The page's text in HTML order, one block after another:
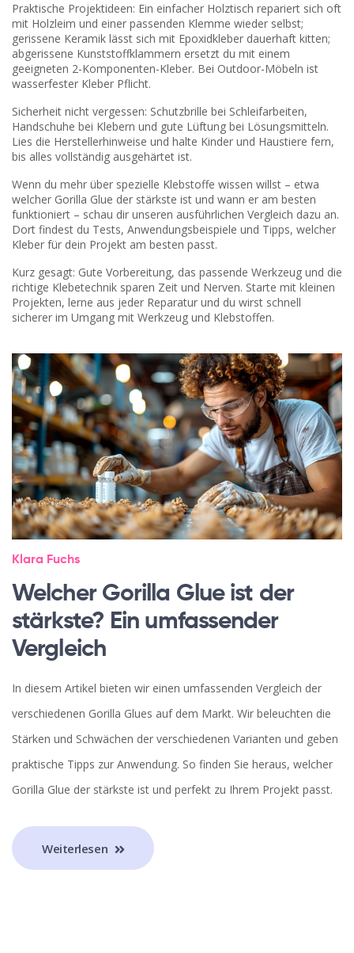
Praktische Projektideen: Ein einfacher Holztisch repariert sich oft
mit Holzleim und einer passenden Klemme wieder selbst;
gerissene Keramik lässt sich mit Epoxidkleber dauerhaft kitten;
abgerissene Kunststoffklammern ersetzt du mit einem
geeigneten 2-Komponenten-Kleber. Bei Outdoor-Möbeln ist
wasserfester Kleber Pflicht.
Sicherheit nicht vergessen: Schutzbrille bei Schleifarbeiten,
Handschuhe bei Klebern und gute Lüftung bei Lösungsmitteln.
Lies die Herstellerhinweise und halte Kinder und Haustiere fern,
bis alles vollständig ausgehärtet ist.
Wenn du mehr über spezielle Klebstoffe wissen willst – etwa
welcher Gorilla Glue der stärkste ist und wann er am besten
funktioniert – schau dir unseren ausführlichen Vergleich dazu an.
Dort findest du Tests, Anwendungsbeispiele und Tipps, welcher
Kleber für dein Projekt am besten passt.
Kurz gesagt: Gute Vorbereitung, das passende Werkzeug und die
richtige Klebetechnik sparen Zeit und Nerven. Starte mit kleinen
Projekten, lerne aus jeder Reparatur und du wirst schnell
sicherer im Umgang mit Werkzeug und Klebstoffen.
Klara Fuchs
Welcher Gorilla Glue ist der
stärkste? Ein umfassender
Vergleich
In diesem Artikel bieten wir einen umfassenden Vergleich der
verschiedenen Gorilla Glues auf dem Markt. Wir beleuchten die
Stärken und Schwächen der verschiedenen Varianten und geben
praktische Tipps zur Anwendung. So finden Sie heraus, welcher
Gorilla Glue der stärkste ist und perfekt zu Ihrem Projekt passt.
Weiterlesen